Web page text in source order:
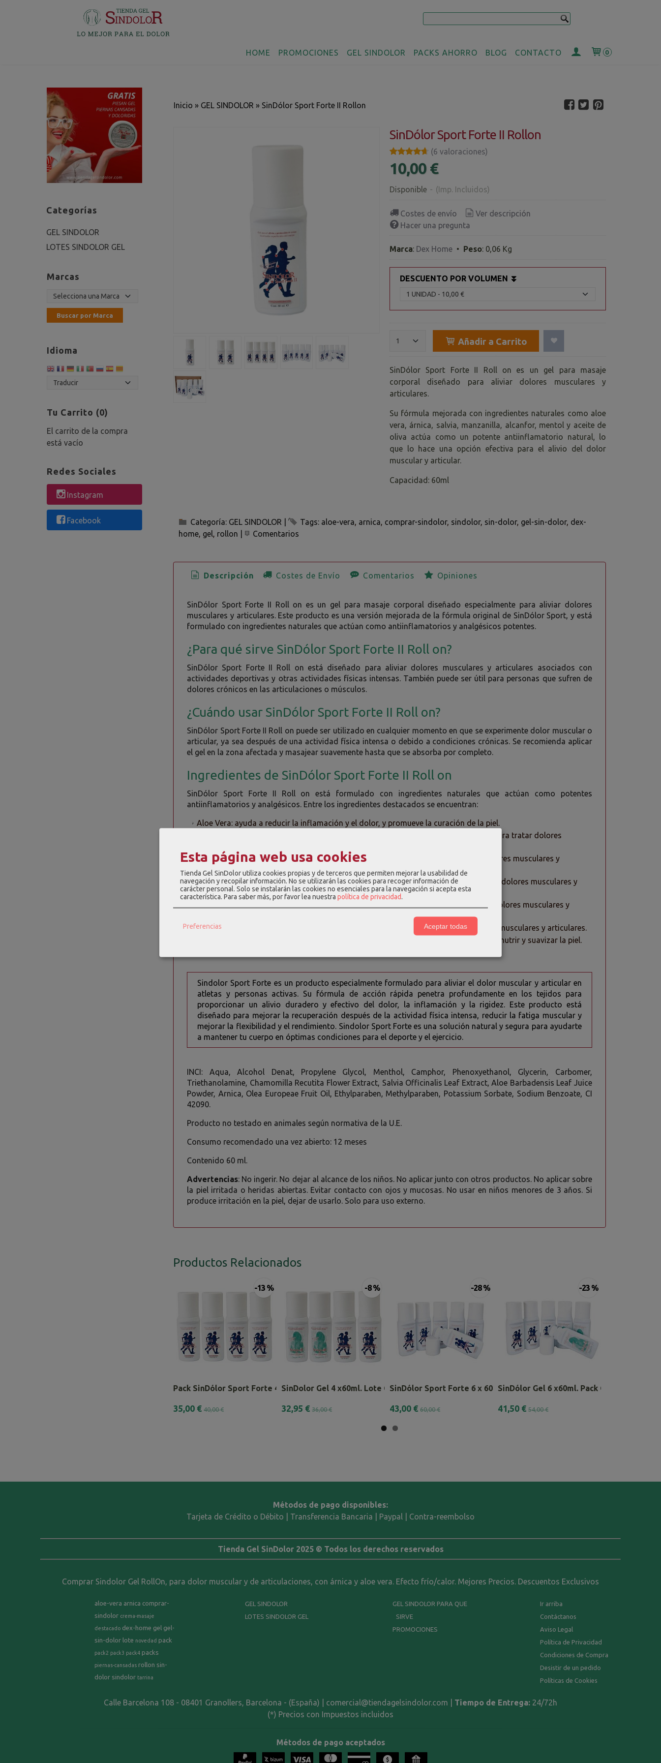
HOME PROMOCIONES GEL SINDOLOR PACKS AHORRO BLOG CONTACTO 0
Categorías
GEL SINDOLOR
LOTES SINDOLOR GEL
Marcas
Idioma
Tu Carrito (0)
El carrito de la compra
está vacío
Redes Sociales
Instagram
Facebook
Inicio » GEL SINDOLOR » SinDólor Sport Forte II Rollon
SinDólor Sport Forte II Rollon
★★★★★
★★★★★ (6 valoraciones)
10,00 €
Disponible - (Imp. Incluidos)
Costes de envío
Ver descripción
Hacer una pregunta
Marca: Dex Home • Peso: 0,06 Kg
DESCUENTO POR VOLUMEN ⏬
Añadir a Carrito
SinDólor Sport Forte II Roll on es un gel para masaje
corporal diseñado para aliviar dolores musculares y
articulares.
Su fórmula mejorada con ingredientes naturales como aloe
vera, árnica, salvia, manzanilla, alcanfor, mentol y aceite de
oliva actúa como un potente antiinflamatorio natural, lo
que lo hace una opción efectiva para el alivio del dolor
muscular y articular.
Capacidad: 60ml
Categoría: GEL SINDOLOR Tags: aloe-vera arnica comprar-sindolor sindolor sin-dolor gel-sin-dolor dex-
home gel rollon Comentarios
Descripción Costes de Envío Comentarios Opiniones
SinDólor Sport Forte II Roll on es un gel para masaje corporal diseñado especialmente para aliviar dolores
musculares y articulares. Este producto es una versión mejorada de la fórmula original de SinDólor Sport, y está
formulado con ingredientes naturales que actúan como antiinflamatorios y analgésicos potentes.
¿Para qué sirve SinDólor Sport Forte II Roll on?
SinDólor Sport Forte II Roll on está diseñado para aliviar dolores musculares y articulares asociados con
actividades deportivas y otras actividades físicas intensas. También puede ser útil para personas que sufren de
dolores crónicos en las articulaciones o músculos.
¿Cuándo usar SinDólor Sport Forte II Roll on?
SinDólor Sport Forte II Roll on puede ser utilizado en cualquier momento en que se experimente dolor muscular o
articular, ya sea después de una actividad física intensa o debido a condiciones crónicas. Se recomienda aplicar
el gel en la zona afectada y masajear suavemente hasta que se absorba por completo.
Ingredientes de SinDólor Sport Forte II Roll on
SinDólor Sport Forte II Roll on está formulado con ingredientes naturales que actúan como potentes
antiinflamatorios y analgésicos. Entre los ingredientes destacados se encuentran:
Aloe Vera: ayuda a reducir la inflamación y el dolor, y promueve la curación de la piel.
Árnica: tiene propiedades antiinflamatorias y analgésicas, y se utiliza comúnmente para tratar dolores
Salvia: tiene propiedades antiinflamatorias y analgésicas, y se utiliza para tratar dolores musculares y
articulares.
Manzanilla: tiene propiedades antiinflamatorias y analgésicas, y se utiliza para tratar dolores musculares y
articulares.
Alcanfor: tiene propiedades analgésicas y antiinflamatorias, y se utiliza para tratar dolores musculares y
Mentol: tiene propiedades analgésicas y refrescantes, y se utiliza para tratar dolores musculares y articulares.
Aceite de Oliva: tiene propiedades antiinflamatorias y antioxidantes, y se utiliza para nutrir y suavizar la piel.
Sindolor Sport Forte es un producto especialmente formulado para aliviar el dolor muscular y articular en
atletas y personas activas. Su fórmula de acción rápida penetra profundamente en los tejidos para
proporcionar un alivio duradero y efectivo del dolor, la inflamación y la rigidez. Este producto está
diseñado para mejorar la recuperación después de la actividad física intensa, reducir la fatiga muscular y
mejorar la flexibilidad y el rendimiento. Sindolor Sport Forte es una solución natural y segura para ayudarte
a mantener tu cuerpo en óptimas condiciones para el deporte y el ejercicio.
INCI: Aqua, Alcohol Denat, Propylene Glycol, Menthol, Camphor, Phenoxyethanol, Glycerin, Carbomer,
Triethanolamine, Chamomilla Recutita Flower Extract, Salvia Officinalis Leaf Extract, Aloe Barbadensis Leaf Juice
Powder, Arnica, Olea Europeae Fruit Oil, Ethylparaben, Methylparaben, Potassium Sorbate, Sodium Benzoate, CI
42090.
Producto no testado en animales según normativa de la U.E.
Consumo recomendado una vez abierto: 12 meses
Contenido 60 ml.
Advertencias: No ingerir. No dejar al alcance de los niños. No aplicar junto con otros productos. No aplicar sobre
la piel irritada o heridas abiertas. Evitar contacto con ojos y mucosas. No usar en niños menores de 3 años. Si
produce irritación en la piel, dejar de usarlo. Solo para uso externo.
Productos Relacionados
-13 %
Pack SinDólor Sport Forte 4 x 60ml.
35,00 € 40,00 €
-8 %
SinDolor Gel 4 x60ml. Lote Combinado
32,95 € 36,00 €
-28 %
SinDólor Sport Forte 6 x 60ml
43,00 € 60,00 €
-23 %
SinDólor Gel 6 x60ml. Pack Combinado
41,50 € 54,00 €
Métodos de pago disponibles:
Tarjeta de Crédito o Débito | Transferencia Bancaria | Paypal | Contra-reembolso
Tienda Gel SinDolor 2025 © Todos los derechos reservados
Comprar Sindolor Gel RollOn, para dolor muscular y de articulaciones, con árnica y aloe vera. Efecto frío/calor. Mejores Precios. Descuentos Exclusivos
aloe-vera arnica comprar-
sindolor crema-masaje
destacado dex-home gel gel-
sin-dolor lote novedad pack
pack2 pack3 pack4 packs
piernas-cansadas rollon sin-
dolor sindolor tarrina
GEL SINDOLOR
LOTES SINDOLOR GEL
GEL SINDOLOR PARA QUE
SIRVE
PROMOCIONES
Ir arriba
Contáctanos
Aviso Legal
Política de Privacidad
Condiciones de Compra
Desistir de un pedido
Políticas de Cookies
Calle Barcelona 108 - 08401 Granollers, Barcelona - (España) | comercial@tiendagelsindolor.com | Tiempo de Entrega: 24/72h
(*) Precios con Impuestos incluidos
Métodos de pago aceptados
Esta página web usa cookies
Tienda Gel SinDolor utiliza cookies propias y de terceros que permiten mejorar la usabilidad de
navegación y recopilar información. No se utilizarán las cookies para recoger información de
carácter personal. Solo se instalarán las cookies no esenciales para la navegación si acepta esta
característica. Para saber más, por favor lea nuestra política de privacidad.
Preferencias Aceptar todas